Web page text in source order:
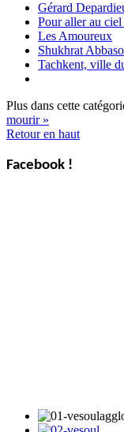
Gérard
Pour aller au
Les Amoureux
Shukhrat
Tachkent, ville
Plus dans cette
mourir »
Retour en haut
Facebook !